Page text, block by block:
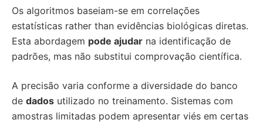
Os algoritmos baseiam-se em correlações
estatísticas rather than evidências biológicas diretas.
Esta abordagem pode ajudar na identificação de
padrões, mas não substitui comprovação científica.
A precisão varia conforme a diversidade do banco
de dados utilizado no treinamento. Sistemas com
amostras limitadas podem apresentar viés em certas